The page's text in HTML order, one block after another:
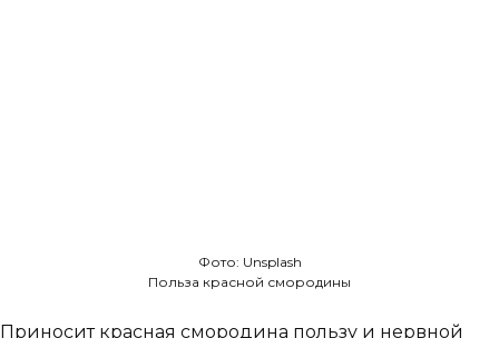
Фото: Unsplash
Польза красной смородины
Приносит красная смородина пользу и нервной